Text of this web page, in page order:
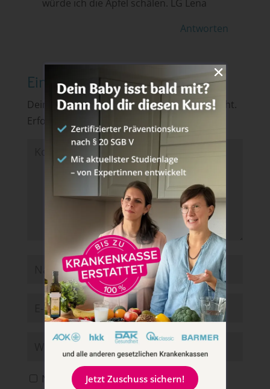
würde ich die Äpfel schälen. LG Lena
Antworten
Einen Kommentar abschicken
Deine E-Mail-Adresse wird nicht veröffentlicht.
Erforderliche Felder sind mit
*
Name, E-Mail-Adresse und Website in
Jetzt Zuschuss sichern!